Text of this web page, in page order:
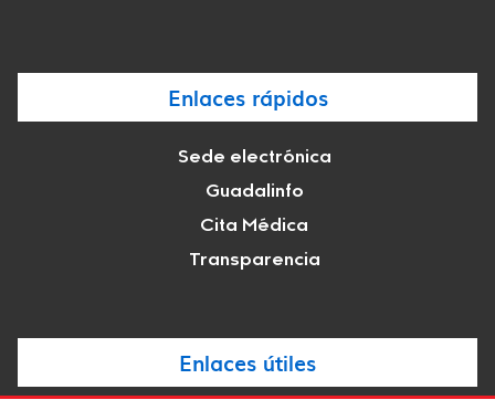
Enlaces rápidos
Sede electrónica
Guadalinfo
Cita Médica
Transparencia
Enlaces útiles